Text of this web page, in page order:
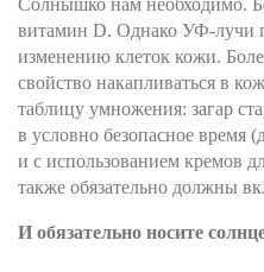
Солнышко нам необходимо.
витамин D. Однако УФ-лучи
изменению клеток кожи.
свойство накапливаться в
таблицу умножения: загар
в условно безопасное время
и с использованием кремов
также обязательно должны
И обязательно носите